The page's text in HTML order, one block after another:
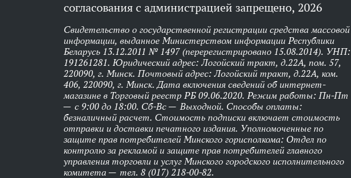
согласования с администрацией запрещено, 2026
Свидетельство о государственной регистрации средства массовой
информации, выданное Министерством информации Республики
Беларусь 13.12.2011 № 1497 (перерегистрировано 15.08.2014). УНП:
191261281. Юридический адрес: Логойский тракт, д.22А, пом. 57,
220090, г. Минск. Почтовый адрес: Логойский тракт, д.22А, ком.
406, 220090, г. Минск. Дата включения сведений об интернет-
магазине в Торговый реестр РБ 09.06.2020. Режим работы: Пн-Пт
— с 9:00 до 18:00. Сб-Вс — Выходной. Способы оплаты:
безналичный расчет. Стоимость подписки включает стоимость
отправки и доставки печатного издания. Уполномоченные по
защите прав потребителей Минского горисполкома: Отдел по
контролю за рекламой и защите прав потребителей главного
управления торговли и услуг Минского городского исполнительного
комитета — тел. 8 (017) 218-00-82.